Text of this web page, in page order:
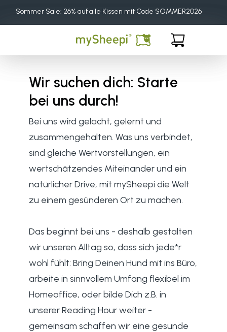
Direkt
zum
Sommer Sale: 26% auf alle Kissen mit Code SOMMER2026
Warenkorb
Wir suchen dich: Starte
bei uns durch!
Bei uns wird gelacht, gelernt und
zusammengehalten. Was uns verbindet,
sind gleiche Wertvorstellungen, ein
wertschätzendes Miteinander und ein
natürlicher Drive, mit mySheepi die Welt
zu einem gesünderen Ort zu machen.
Das beginnt bei uns - deshalb gestalten
wir unseren Alltag so, dass sich jede*r
wohl fühlt: Bring Deinen Hund mit ins Büro,
arbeite in sinnvollem Umfang flexibel im
Homeoffice, oder bilde Dich z.B. in
unserer Reading Hour weiter -
gemeinsam schaffen wir eine gesunde